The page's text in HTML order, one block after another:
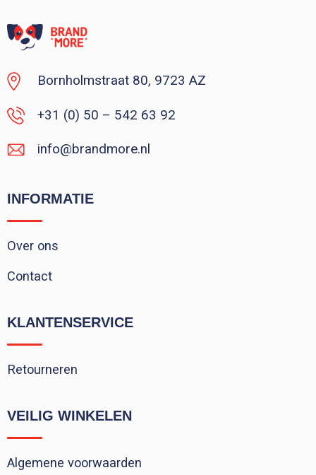
Bornholmstraat 80, 9723 AZ
+31 (0) 50 – 542 63 92
info@brandmore.nl
INFORMATIE
Over ons
Contact
KLANTENSERVICE
Retourneren
VEILIG WINKELEN
Algemene voorwaarden